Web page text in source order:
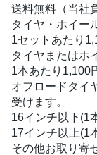
送料無料（当社
タイヤ・ホイー
1セットあたり
タイヤまたはホ
1本あたり1,100
オフロードタイ
受けます。
16インチ以下(1
17インチ以上(1
その他お取り寄